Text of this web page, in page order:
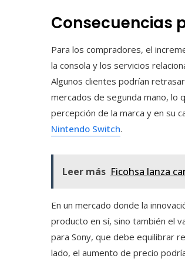
Consecuencias
Para los compradores, el
la consola y los servicios
Algunos clientes podrían
mercados de segunda mano, lo
percepción de la marca y en su
Nintendo Switch.
Leer más Ficohsa lanza
En un mercado donde la
producto en sí, sino también el
para Sony, que debe equilibrar
lado, el aumento de precio